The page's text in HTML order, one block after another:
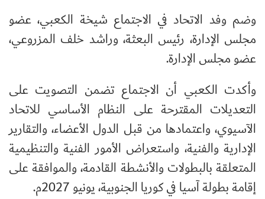
وضم وفد الاتحاد في الاجتماع شيخة الكعبي، عضو
مجلس الإدارة، رئيس البعثة، وراشد خلف المزروعي،
عضو مجلس الإدارة.
وأكدت الكعبي أن الاجتماع تضمن التصويت على
التعديلات المقترحة على النظام الأساسي للاتحاد
الآسيوي، واعتمادها من قبل الدول الأعضاء، والتقارير
الإدارية والفنية، واستعراض الأمور الفنية والتنظيمية
المتعلقة بالبطولات والأنشطة القادمة، والموافقة على
إقامة بطولة آسيا في كوريا الجنوبية، يونيو 2027م.